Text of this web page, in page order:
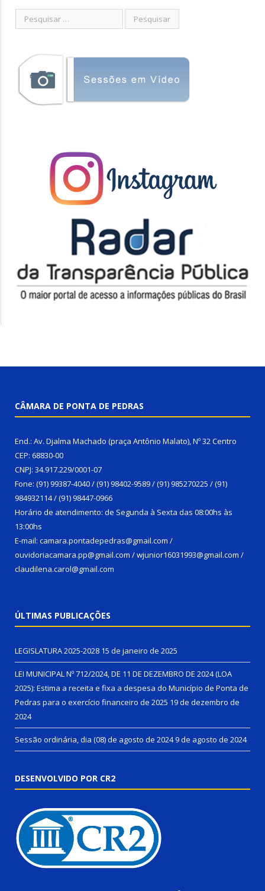
CÂMARA DE PONTA DE PEDRAS
End.: Av. Djalma Machado (praça Antônio Malato), Nº 32 Centro
CEP: 68830-00
CNPJ: 34.917.229/0001-07
Fone: (91) 99387-4040 / (91) 98402-9589 / (91) 985270225 / (91)
984932114 / (91) 98447-0966
Horário de atendimento: de Segunda à Sexta das 08:00hs às
13:00hs
E-mail: camara.pontadepedras@gmail.com /
ouvidoriacamara.pp@gmail.com / wjunior16031993@gmail.com /
claudilena.carol@gmail.com
ÚLTIMAS PUBLICAÇÕES
LEGISLATURA 2025-2028 15 de janeiro de 2025
LEI MUNICIPAL Nº 712/2024, DE 11 DE DEZEMBRO DE 2024 (LOA
2025): Estima a receita e fixa a despesa do Município de Ponta de
Pedras para o exercício financeiro de 2025 19 de dezembro de
2024
Sessão ordinária, dia (08) de agosto de 20249 de agosto de 2024
DESENVOLVIDO POR CR2